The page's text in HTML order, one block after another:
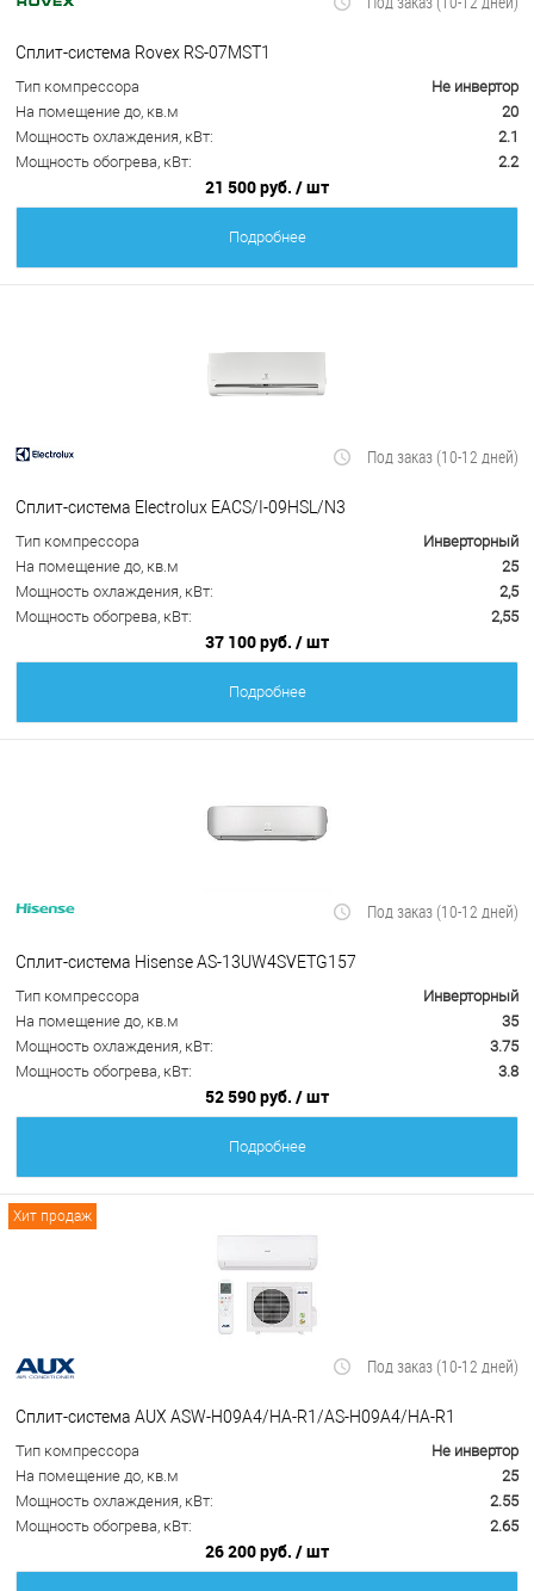
Сплит-система Rovex RS-07MST1
Тип компрессора
Не инвертор
На помещение до, кв.м
20
Мощность охлаждения, кВт:
2.1
Мощность обогрева, кВт:
2.2
21 500 руб. / шт
Подробнее
Под заказ (10-12 дней)
Сплит-система Electrolux EACS/I-09HSL/N3
Тип компрессора
Инверторный
На помещение до, кв.м
25
Мощность охлаждения, кВт:
2,5
Мощность обогрева, кВт:
2,55
37 100 руб. / шт
Подробнее
Под заказ (10-12 дней)
Сплит-система Hisense AS-13UW4SVETG157
Тип компрессора
Инверторный
На помещение до, кв.м
35
Мощность охлаждения, кВт:
3.75
Мощность обогрева, кВт:
3.8
52 590 руб. / шт
Подробнее
Хит продаж
Под заказ (10-12 дней)
Сплит-система AUX ASW-H09A4/HA-R1/AS-H09A4/HA-R1
Тип компрессора
Не инвертор
На помещение до, кв.м
25
Мощность охлаждения, кВт:
2.55
Мощность обогрева, кВт:
2.65
26 200 руб. / шт